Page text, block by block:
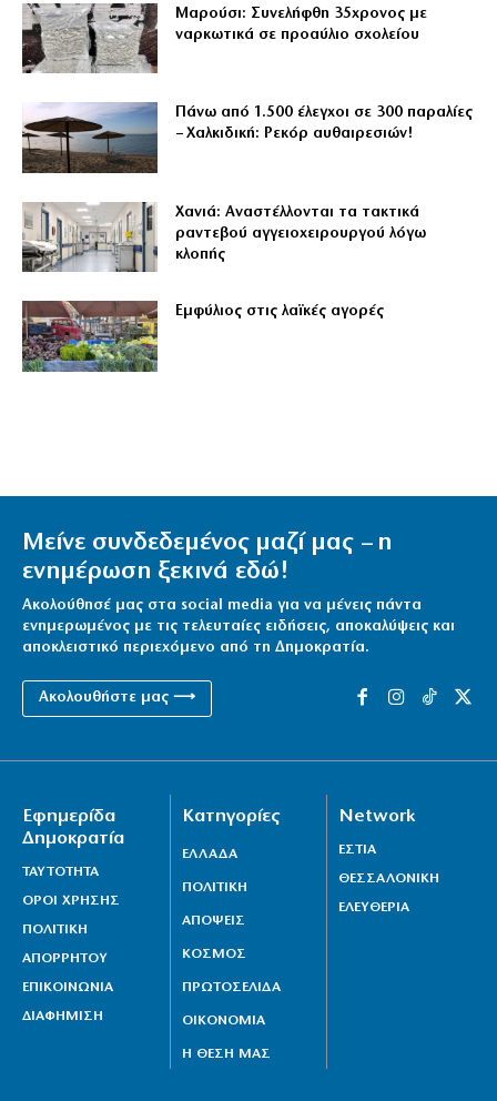
Μαρούσι: Συνελήφθη 35χρονος με
ναρκωτικά σε προαύλιο σχολείου
Πάνω από 1.500 έλεγχοι σε 300 παραλίες
– Χαλκιδική: Ρεκόρ αυθαιρεσιών!
Χανιά: Αναστέλλονται τα τακτικά
ραντεβού αγγειοχειρουργού λόγω
κλοπής
Εμφύλιος στις λαϊκές αγορές
Μείνε συνδεδεμένος μαζί μας – η
ενημέρωση ξεκινά εδώ!
Ακολούθησέ μας στα social media για να μένεις πάντα
ενημερωμένος με τις τελευταίες ειδήσεις, αποκαλύψεις και
αποκλειστικό περιεχόμενο από τη Δημοκρατία.
Ακολουθήστε μας ⟶
Εφημερίδα
Δημοκρατία
ΤΑΥΤΟΤΗΤΑ
ΟΡΟΙ ΧΡΗΣΗΣ
ΠΟΛΙΤΙΚΗ
ΑΠΟΡΡΗΤΟΥ
ΕΠΙΚΟΙΝΩΝΙΑ
ΔΙΑΦΗΜΙΣΗ
Κατηγορίες
ΕΛΛΑΔΑ
ΠΟΛΙΤΙΚΗ
ΑΠΟΨΕΙΣ
ΚΟΣΜΟΣ
ΠΡΩΤΟΣΕΛΙΔΑ
ΟΙΚΟΝΟΜΙΑ
Η ΘΕΣΗ ΜΑΣ
Network
ΕΣΤΙΑ
ΘΕΣΣΑΛΟΝΙΚΗ
ΕΛΕΥΘΕΡΙΑ